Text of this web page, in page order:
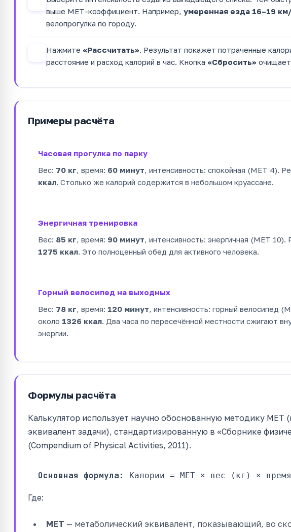
выше MET-коэффициент. Например, умеренная езда 16–19
велопрогулка по городу.
Нажмите «Рассчитать». Результат покажет потраченные
расстояние и расход калорий в час. Кнопка «Сбросить»
Примеры расчёта
Часовая прогулка по парку
Вес: 70 кг, время: 60 минут, интенсивность: спокойная (MET 4).
ккал. Столько же калорий содержится в небольшом круассане.
Энергичная тренировка
Вес: 85 кг, время: 90 минут, интенсивность: энергичная (MET 10).
1275 ккал. Это полноценный обед для активного человека.
Горный велосипед на выходных
Вес: 78 кг, время: 120 минут, интенсивность: горный велосипед
около 1326 ккал. Два часа по пересечённой местности сжигают
энергии.
Формулы расчёта
Калькулятор использует научно обоснованную методику MET
эквивалент задачи), стандартизированную в «Сборнике
(Compendium of Physical Activities, 2011).
Основная формула: Калории = MET × вес (кг) ×
Где:
MET — метаболический эквивалент, показывающий, во